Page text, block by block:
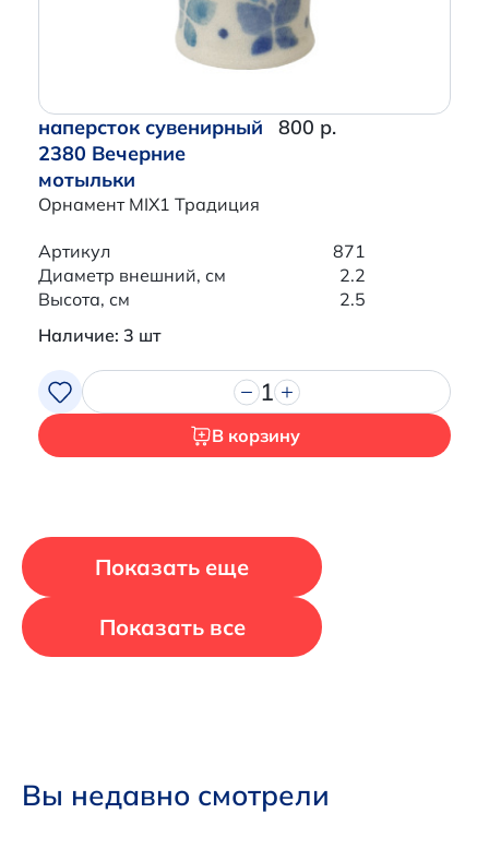
наперсток сувенирный
2380 Вечерние
мотыльки
Орнамент MIX1 Традиция
800 р.
Артикул
871
Диаметр внешний, см
2.2
Высота, см
2.5
Наличие: 3 шт
1
В корзину
Показать еще
Показать все
Вы недавно смотрели